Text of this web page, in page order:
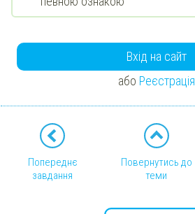
Вхід на сайт
або Реєстрація
Попереднє
завдання
Повернутись до
теми